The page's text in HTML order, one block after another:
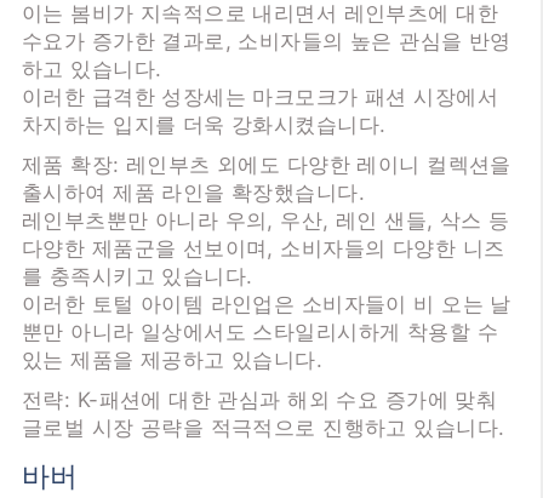
이는 봄비가 지속적으로 내리면서 레인부츠에 대한
수요가 증가한 결과로, 소비자들의 높은 관심을 반영
하고 있습니다.
이러한 급격한 성장세는 마크모크가 패션 시장에서
차지하는 입지를 더욱 강화시켰습니다.
제품 확장: 레인부츠 외에도 다양한 레이니 컬렉션을
출시하여 제품 라인을 확장했습니다.
레인부츠뿐만 아니라 우의, 우산, 레인 샌들, 삭스 등
다양한 제품군을 선보이며, 소비자들의 다양한 니즈
를 충족시키고 있습니다.
이러한 토털 아이템 라인업은 소비자들이 비 오는 날
뿐만 아니라 일상에서도 스타일리시하게 착용할 수
있는 제품을 제공하고 있습니다.
전략: K-패션에 대한 관심과 해외 수요 증가에 맞춰
글로벌 시장 공략을 적극적으로 진행하고 있습니다.
바버